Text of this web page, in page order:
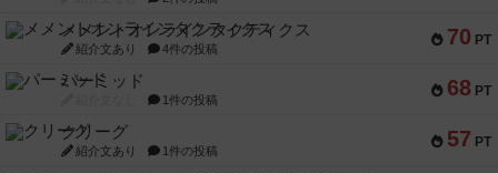
70 PT
メメントオンラインタクティクス
紹介文あり 4件の投稿
68 PT
パーミッド
1件の投稿
57 PT
クリーグ
紹介文あり 1件の投稿